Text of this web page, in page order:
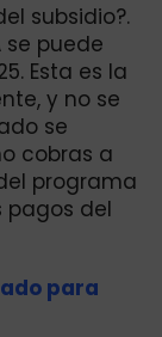
subsidio?.
se puede
Esta es la
y no se
se
cobras a
programa
pagos del
para